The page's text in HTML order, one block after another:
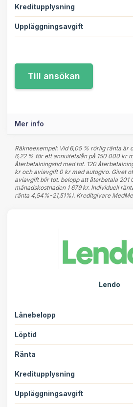
Kreditupplysning
Uppläggningsavgift
Mer info
Räkneexempel: Vid 6,05 % rörlig ränta är
6,22 % för ett annuitetslån på 150 000 kr
återbetalningstid med tot. 120
kr och aviavgift 0 kr med autogiro. Givet
aviavgift blir tot. belopp att återbetala 201
månadskostnaden 1 679 kr. Individuell
ränta 4,54%-21,51%). Kreditgivare
Lendo
Lånebelopp
Löptid
Ränta
Kreditupplysning
Uppläggningsavgift